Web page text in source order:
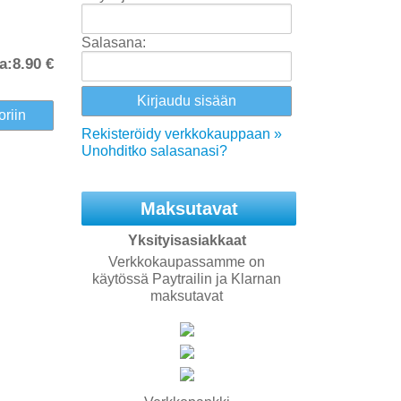
8.90 €
Salasana:
Rekisteröidy verkkokauppaan »
Unohditko salasanasi?
Maksutavat
Yksityisasiakkaat
Verkkokaupassamme on
käytössä Paytrailin ja Klarnan
maksutavat